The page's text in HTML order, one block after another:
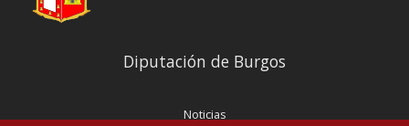
Diputación de Burgos
Noticias